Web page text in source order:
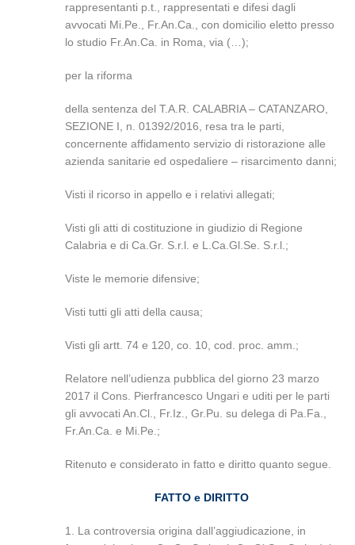
rappresentanti p.t., rappresentati e difesi dagli
avvocati Mi.Pe., Fr.An.Ca., con domicilio eletto presso
lo studio Fr.An.Ca. in Roma, via (…);
per la riforma
della sentenza del T.A.R. CALABRIA – CATANZARO,
SEZIONE I, n. 01392/2016, resa tra le parti,
concernente affidamento servizio di ristorazione alle
azienda sanitarie ed ospedaliere – risarcimento danni;
Visti il ricorso in appello e i relativi allegati;
Visti gli atti di costituzione in giudizio di Regione
Calabria e di Ca.Gr. S.r.l. e L.Ca.Gl.Se. S.r.l.;
Viste le memorie difensive;
Visti tutti gli atti della causa;
Visti gli artt. 74 e 120, co. 10, cod. proc. amm.;
Relatore nell’udienza pubblica del giorno 23 marzo
2017 il Cons. Pierfrancesco Ungari e uditi per le parti
gli avvocati An.Cl., Fr.Iz., Gr.Pu. su delega di Pa.Fa.,
Fr.An.Ca. e Mi.Pe.;
Ritenuto e considerato in fatto e diritto quanto segue.
FATTO e DIRITTO
1. La controversia origina dall’aggiudicazione, in